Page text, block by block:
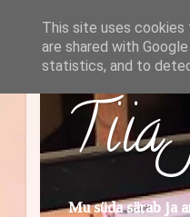
Tiia
Mu süda särab ja
This site uses
are shared with
statistics, and to